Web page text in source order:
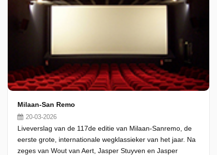
Milaan-San Remo
20-03-2026
Liveverslag van de 117de editie van Milaan-Sanremo, de
eerste grote, internationale wegklassieker van het jaar. Na
zeges van Wout van Aert, Jasper Stuyven en Jasper